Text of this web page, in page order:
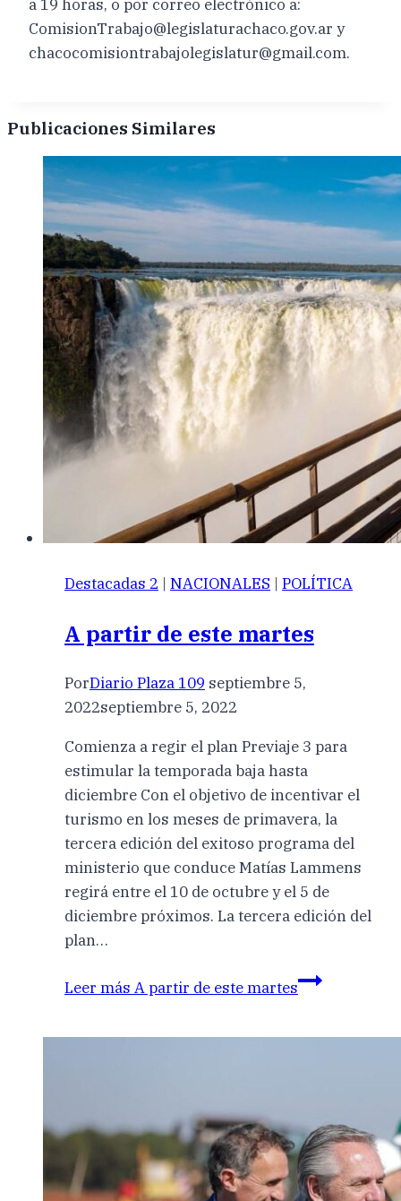
a 19 horas, o por correo electrónico a:
ComisionTrabajo@legislaturachaco.gov.ar y
chacocomisiontrabajolegislatur@gmail.com.
Publicaciones Similares
Destacadas 2 | NACIONALES | POLÍTICA
A partir de este martes
PorDiario Plaza 109 septiembre 5,
2022septiembre 5, 2022
Comienza a regir el plan Previaje 3 para
estimular la temporada baja hasta
diciembre Con el objetivo de incentivar el
turismo en los meses de primavera, la
tercera edición del exitoso programa del
ministerio que conduce Matías Lammens
regirá entre el 10 de octubre y el 5 de
diciembre próximos. La tercera edición del
plan…
Leer más A partir de este martes